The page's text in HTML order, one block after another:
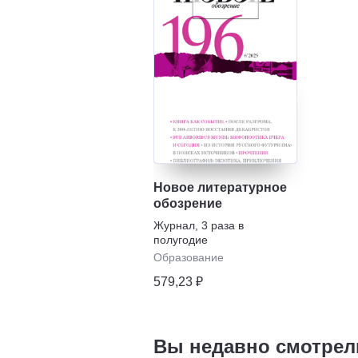
Новое литературное
обозрение
Журнал 3 раза в
полугодие
Образование
579,23 ₽
Вы недавно